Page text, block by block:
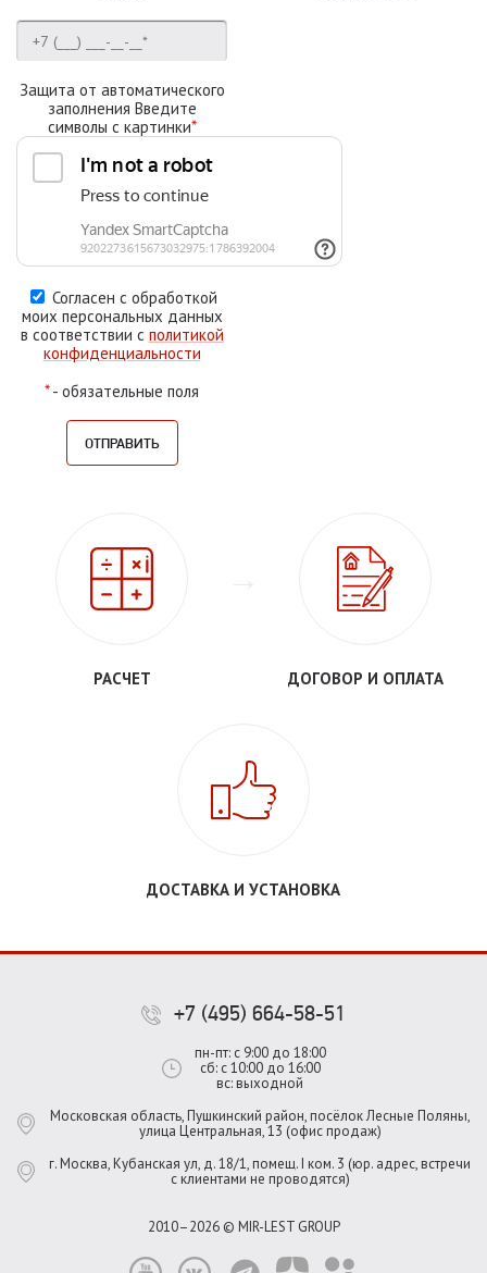
Защита от автоматического
заполнения Введите
символы с картинки*
Согласен с обработкой
моих персональных данных
в соответствии с политикой
конфиденциальности
*- обязательные поля
РАСЧЕТ ДОГОВОР И ОПЛАТА
ДОСТАВКА И УСТАНОВКА
+7 (495) 664-58-51
пн-пт: с 9:00 до 18:00
сб: с 10:00 до 16:00
вс: выходной
Московская область, Пушкинский район, посёлок Лесные Поляны,
улица Центральная, 13 (офис продаж)
г. Москва, Кубанская ул, д. 18/1, помещ. I ком. 3 (юр. адрес, встречи
с клиентами не проводятся)
2010–2026 © MIR-LEST GROUP